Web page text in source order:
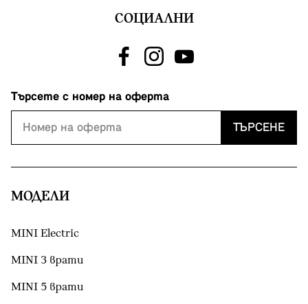
СОЦИАЛНИ
Търсете с номер на оферта
ТЪРСЕНЕ
МОДЕЛИ
MINI Electric
MINI 3 врати
MINI 5 врати